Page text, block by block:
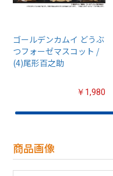
ゴールデンカムイ どうぶ
つフォーゼマスコット /
(4)尾形百之助
￥1,980
商品画像